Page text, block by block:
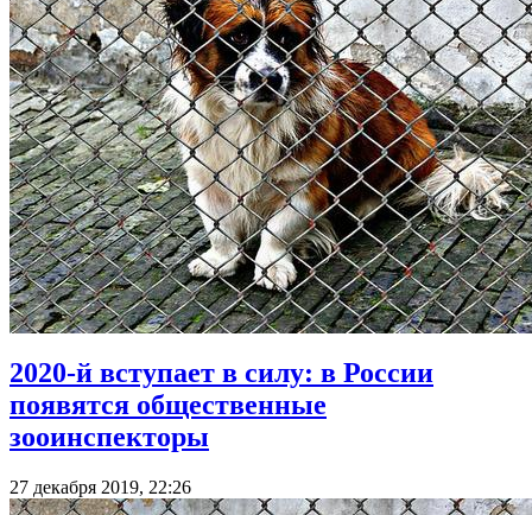
2020-й вступает в силу: в России
появятся общественные
зооинспекторы
27 декабря 2019, 22:26